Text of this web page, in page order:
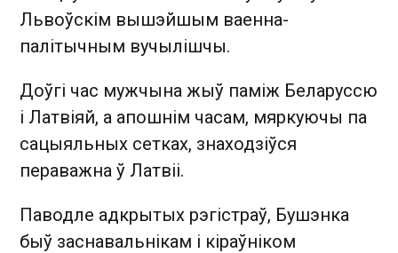
Львоўскім вышэйшым ваенна-
палітычным вучылішчы.
Доўгі час мужчына жыў паміж Беларуссю
і Латвіяй, а апошнім часам, мяркуючы па
сацыяльных сетках, знаходзіўся
пераважна ў Латвіі.
Паводле адкрытых рэгістраў, Бушэнка
быў заснавальнікам і кіраўніком